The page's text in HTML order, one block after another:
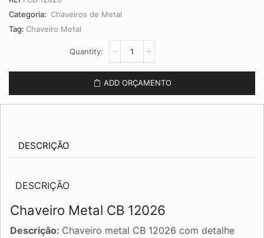
Categoria: Chaveiros de Metal
Tag: Chaveiro Metal
quantidade
ADD ORÇAMENTO
DESCRIÇÃO
DESCRIÇÃO
Chaveiro Metal CB 12026
Descrição: Chaveiro metal CB 12026 com detalhe